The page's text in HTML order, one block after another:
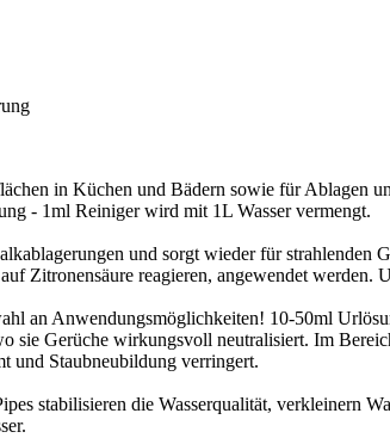
in Küchen und Bädern sowie für Ablagen
- 1ml Reiniger wird mit 1L Wasser vermengt.
und sorgt wieder für
Zitronensäure reagieren, angewendet
an Anwendungsmöglichkeiten! 10-50ml
sie Gerüche wirkungsvoll neutralisiert. Im
und Staubneubildung verringert.
stabilisieren die Wasserqualität, verkleinern